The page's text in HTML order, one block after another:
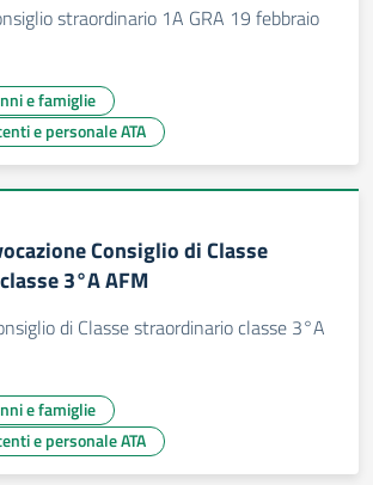
straordinario 1A GRA 19 febbraio
e famiglie
e personale ATA
Consiglio di Classe
3°A AFM
di Classe straordinario classe 3°A
e famiglie
e personale ATA